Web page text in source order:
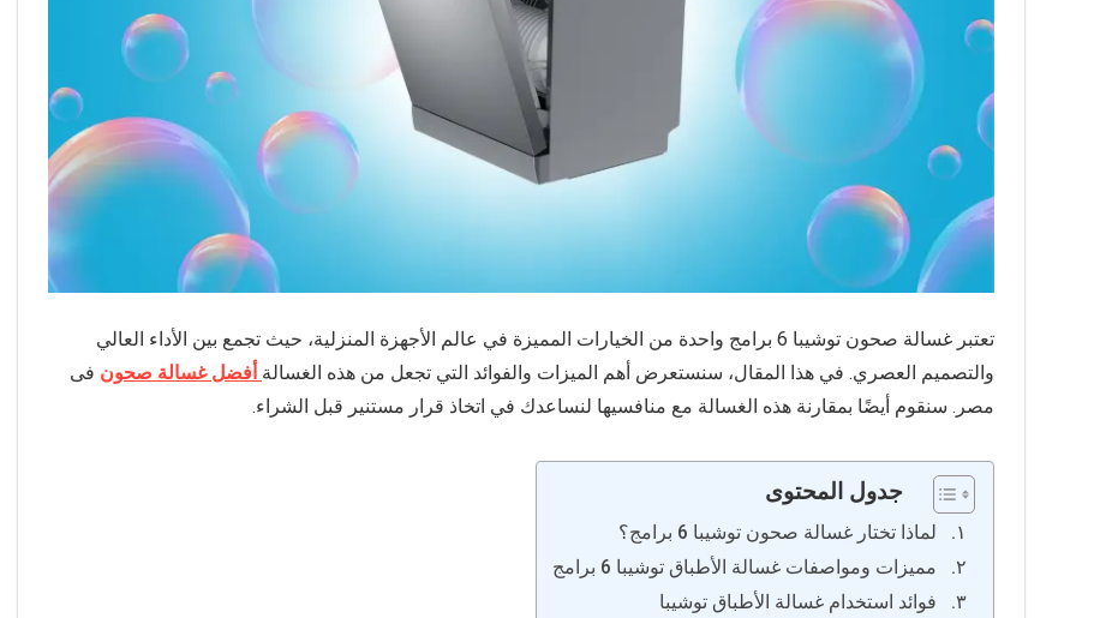
تعتبر غسالة صحون توشيبا 6 برامج واحدة من الخيارات المميزة في عالم الأجهزة المنزلية، حيث تجمع بين الأداء العالي
والتصميم العصري. في هذا المقال، سنستعرض أهم الميزات والفوائد التي تجعل من هذه الغسالة أفضل غسالة صحون فى
مصر. سنقوم أيضًا بمقارنة هذه الغسالة مع منافسيها لنساعدك في اتخاذ قرار مستنير قبل الشراء.
جدول المحتوى
لماذا تختار غسالة صحون توشيبا 6 برامج؟
مميزات ومواصفات غسالة الأطباق توشيبا 6 برامج
فوائد استخدام غسالة الأطباق توشيبا